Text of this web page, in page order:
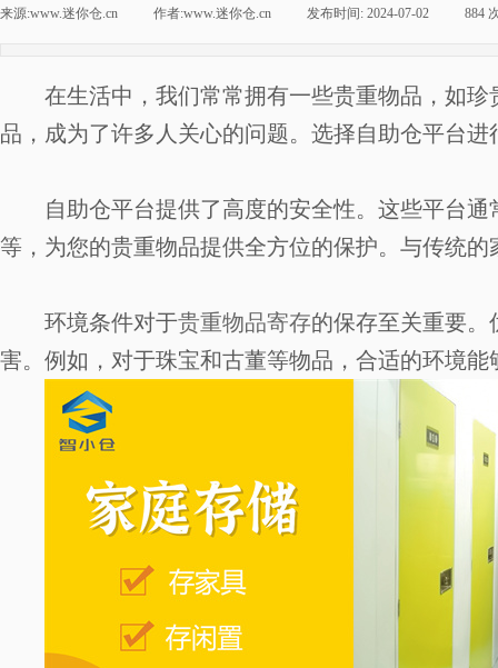
来源:www.迷你仓.cn 作者:www.迷你仓.cn 发布时间: 2024-07-02 884
在生活中，我们常常拥有一些贵重物品，如
品，成为了许多人关心的问题。选择自助仓平台进
自助仓平台提供了高度的安全性。这些平台
等，为您的贵重物品提供全方位的保护。与传统
环境条件对于贵重物品寄存的保存至关重要
害。例如，对于珠宝和古董等物品，合适的环境